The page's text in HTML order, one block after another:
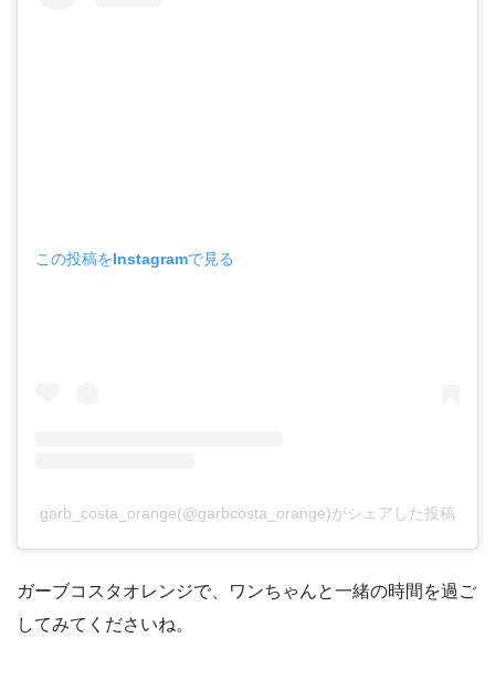
この投稿をInstagramで見る
garb_costa_orange(@garbcosta_orange)がシェアした投稿
ガーブコスタオレンジで、ワンちゃんと一緒の時間を過ご
してみてくださいね。